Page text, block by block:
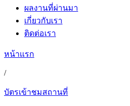
ผลงานที่ผ่านมา
เกี่ยวกับเรา
ติดต่อเรา
หน้าแรก
/
บัตรเข้าชมสถานที่